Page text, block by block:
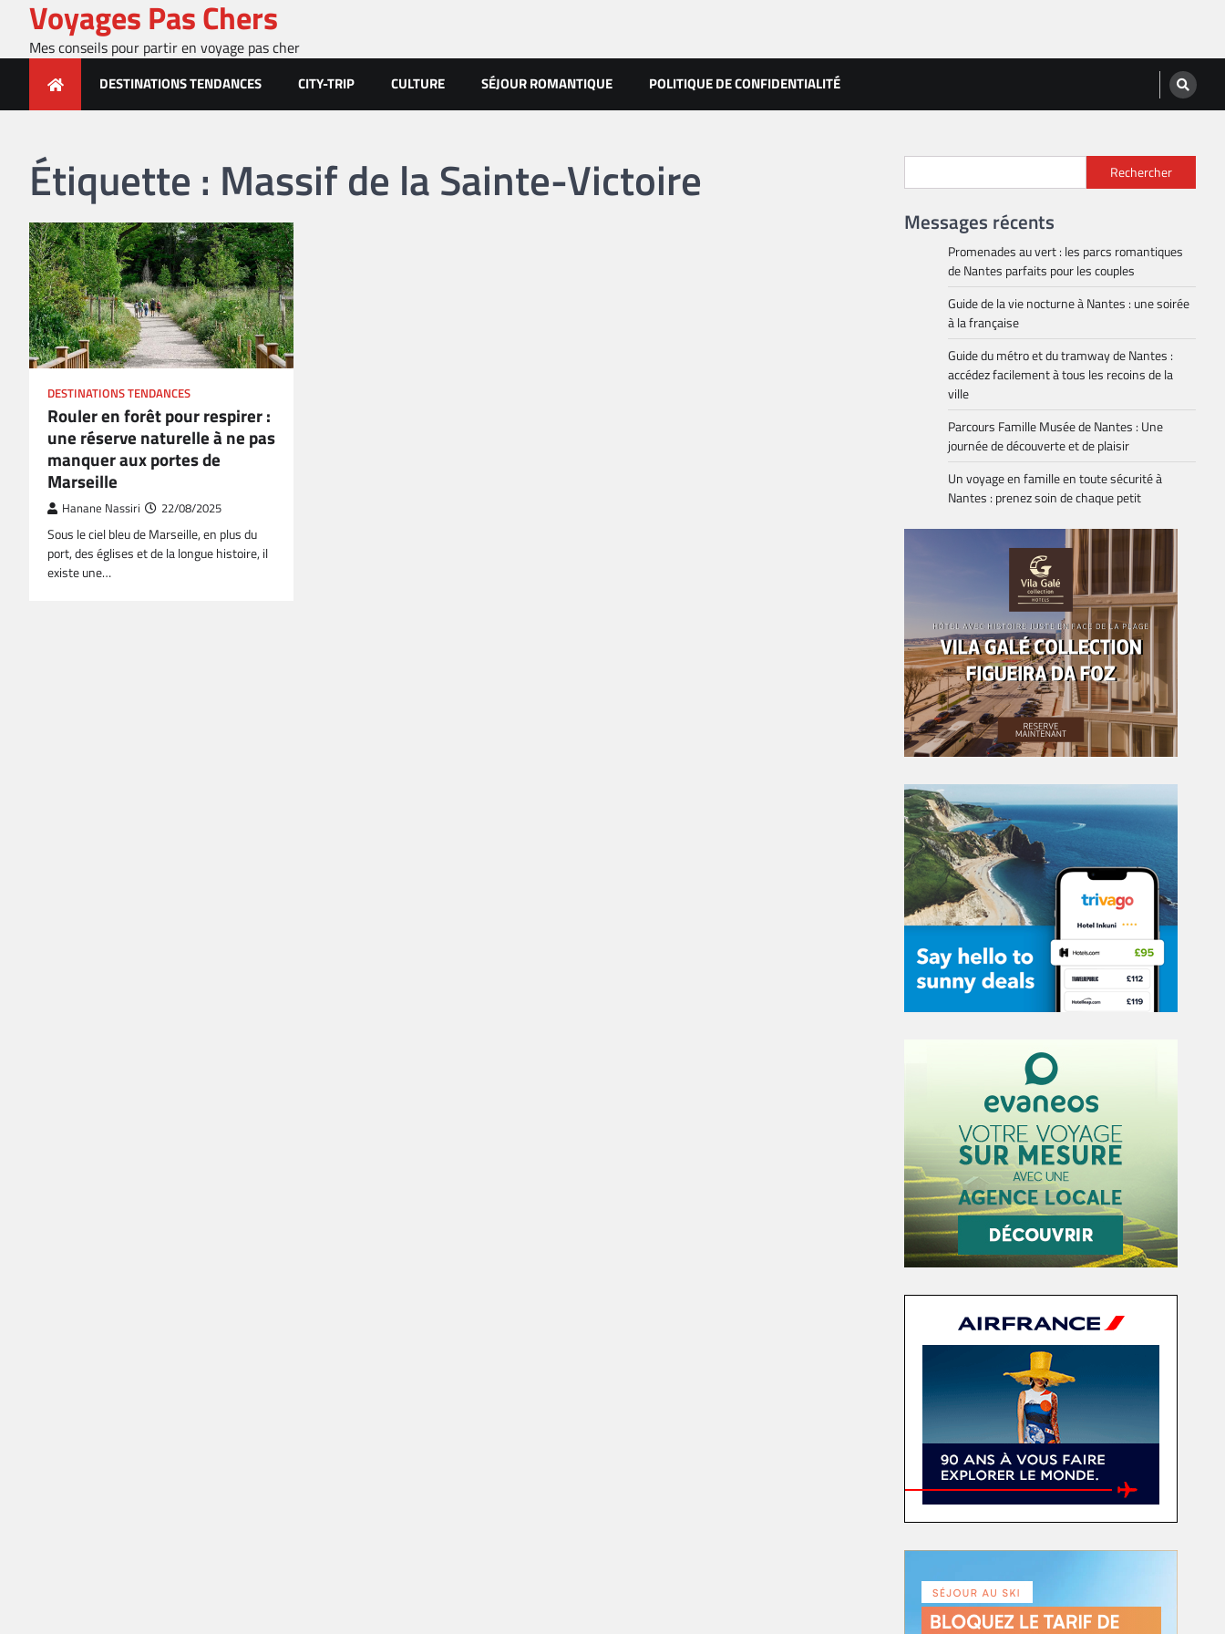
content
Voyages Pas Chers
Mes conseils pour partir en voyage pas cher
DESTINATIONS TENDANCES CITY-TRIP CULTURE SÉJOUR ROMANTIQUE POLITIQUE DE CONFIDENTIALITÉ
Étiquette : Massif de la Sainte-Victoire
DESTINATIONS TENDANCES
Rouler en forêt pour respirer :
une réserve naturelle à ne pas
manquer aux portes de
Marseille
Hanane Nassiri 22/08/2025
Sous le ciel bleu de Marseille, en plus du
port, des églises et de la longue histoire, il
existe une…
Rechercher
Messages récents
Promenades au vert : les parcs romantiques
de Nantes parfaits pour les couples
Guide de la vie nocturne à Nantes : une soirée
à la française
Guide du métro et du tramway de Nantes :
accédez facilement à tous les recoins de la
ville
Parcours Famille Musée de Nantes : Une
journée de découverte et de plaisir
Un voyage en famille en toute sécurité à
Nantes : prenez soin de chaque petit